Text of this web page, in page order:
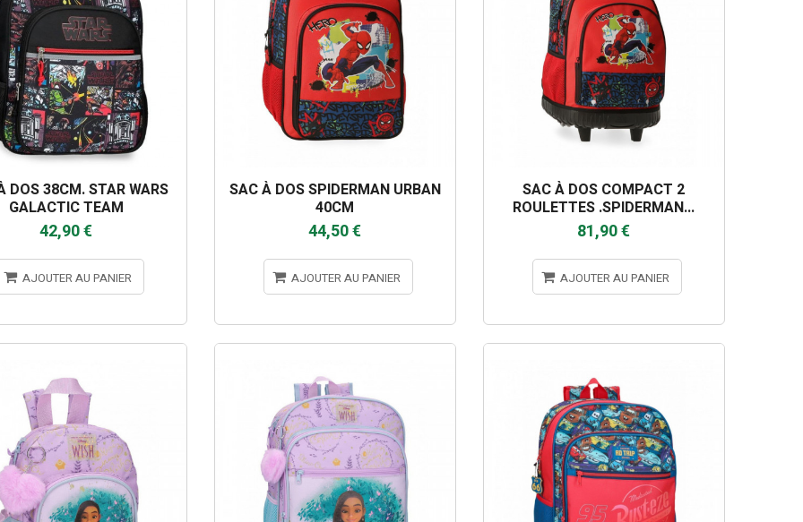
DOS 38CM. STAR WARS
GALACTIC TEAM
42,90 €
AJOUTER AU PANIER
SAC À DOS SPIDERMAN URBAN
40CM
44,50 €
AJOUTER AU PANIER
SAC À DOS COMPACT 2
ROULETTES .SPIDERMAN...
81,90 €
AJOUTER AU PANIER